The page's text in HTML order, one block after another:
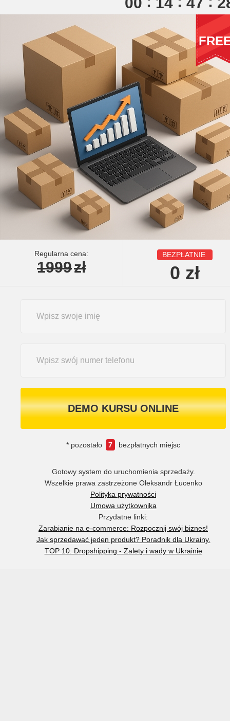
Regularna cena:
1999zł
BEZPŁATNIE
0 zł
DEMO KURSU ONLINE
* pozostało 7 bezpłatnych miejsc
Gotowy system do uruchomienia sprzedaży.
Wszelkie prawa zastrzeżone Ołeksandr Łucenko
Polityka prywatności
Umowa użytkownika
Przydatne linki:
Zarabianie na e-commerce: Rozpocznij swój biznes!
Jak sprzedawać jeden produkt? Poradnik dla Ukrainy.
TOP 10: Dropshipping - Zalety i wady w Ukrainie